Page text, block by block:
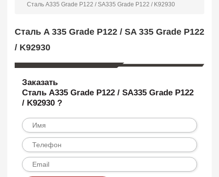
Сталь A335 Grade P122 / SA335 Grade P122 / K92930
Сталь A 335 Grade P122 / SA 335 Grade P122
/ K92930
Заказать
Сталь A335 Grade P122 / SA335 Grade P122
/ K92930 ?